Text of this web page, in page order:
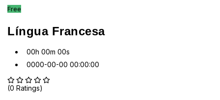
Free
Língua Francesa
00h 00m 00s
0000-00-00 00:00:00
(0 Ratings)